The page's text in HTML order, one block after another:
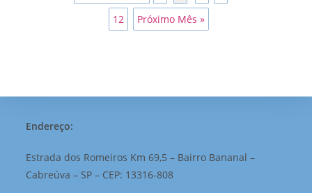
12
Próximo Mês »
Endereço:
Estrada dos Romeiros Km 69,5 – Bairro Bananal –
Cabreúva – SP – CEP: 13316-808